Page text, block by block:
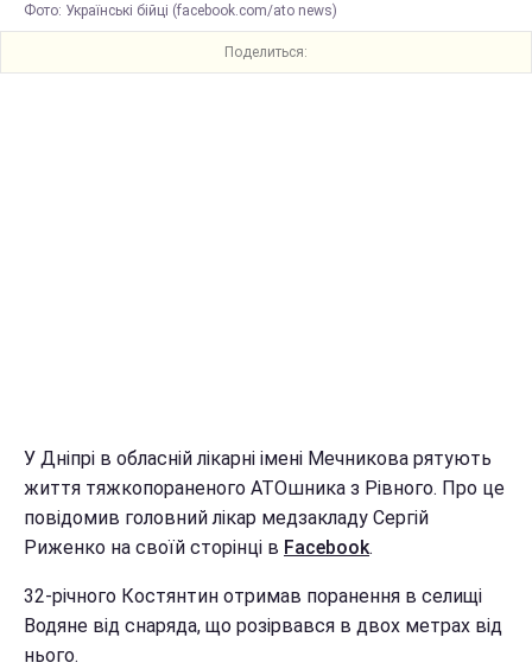
Фото: Українські бійці (facebook.com/ato news)
Поделиться:
У Дніпрі в обласній лікарні імені Мечникова рятують
життя тяжкопораненого АТОшника з Рівного. Про це
повідомив головний лікар медзакладу Сергій
Риженко на своїй сторінці в Facebook.
32-річного Костянтин отримав поранення в селищі
Водяне від снаряда, що розірвався в двох метрах від
нього.